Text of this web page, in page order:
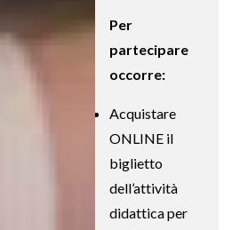
Per
partecipare
occorre:
Acquistare
ONLINE il
biglietto
dell’attività
didattica per